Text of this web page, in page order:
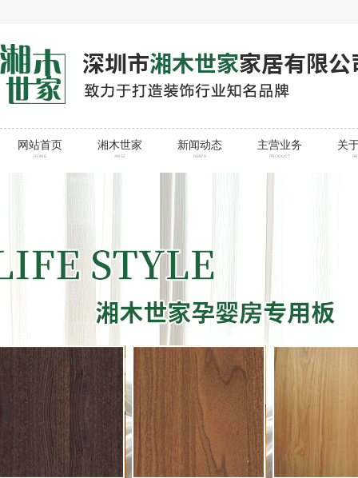
网站首页
HOME
湘木世家
XMSJ
新闻动态
NEWS
主营业务
PRODUCT
关